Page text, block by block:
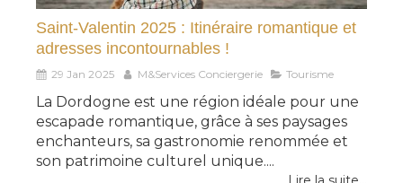
Saint-Valentin 2025 : Itinéraire romantique et
adresses incontournables !
29 Jan 2025 M&Services Conciergerie Tourisme
La Dordogne est une région idéale pour une
escapade romantique, grâce à ses paysages
enchanteurs, sa gastronomie renommée et
son patrimoine culturel unique....